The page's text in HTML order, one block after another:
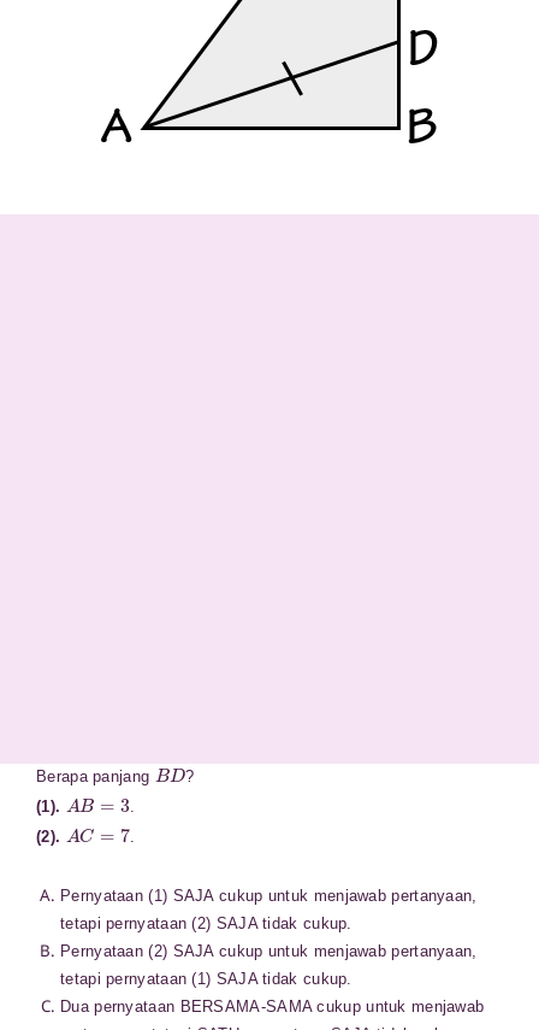
Berapa panjang
BD
?
(1).
A B=
.
(2).
A C
.
Pernyataan (1) SAJA cukup untuk menjawab pertanyaan,
tetapi pernyataan (2) SAJA tidak cukup.
Pernyataan (2) SAJA cukup untuk menjawab pertanyaan,
tetapi pernyataan (1) SAJA tidak cukup.
Dua pernyataan BERSAMA-SAMA cukup untuk menjawab